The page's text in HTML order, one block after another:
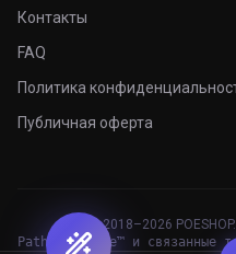
Контакты
FAQ
Политика
Публичная оферта
© 2018–2026
Path of Exile™ и связанные